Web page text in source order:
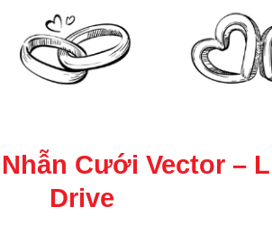
Nhẫn Cưới Vector –
Drive